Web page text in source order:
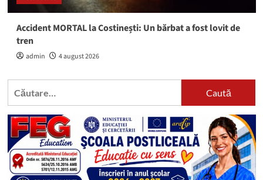
Accident MORTAL la Costinești: Un bărbat a fost lovit de
tren
admin 4 august 2026
Caută